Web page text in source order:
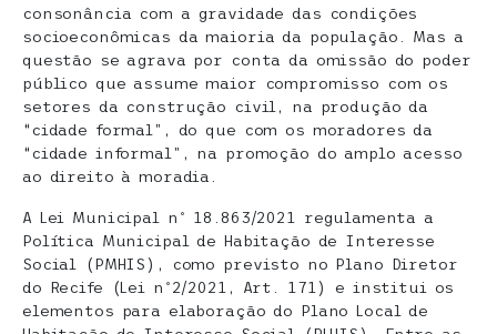
consonância com a gravidade das condições
socioeconômicas da maioria da população. Mas a
questão se agrava por conta da omissão do poder
público que assume maior compromisso com os
setores da construção civil, na produção da
“cidade formal”, do que com os moradores da
“cidade informal”, na promoção do amplo acesso
ao direito à moradia.
A Lei Municipal nº 18.863/2021 regulamenta a
Política Municipal de Habitação de Interesse
Social (PMHIS), como previsto no Plano Diretor
do Recife (Lei nº2/2021, Art. 171) e institui os
elementos para elaboração do Plano Local de